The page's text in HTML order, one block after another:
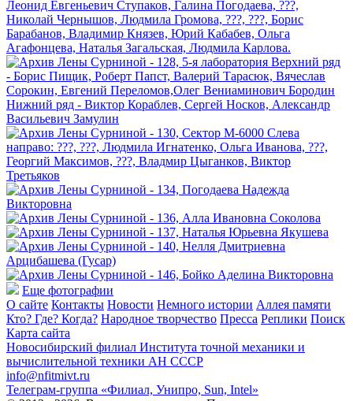
Еще фотографии
О сайте Контакты Новости Немного истории Аллея памяти
Кто? Где? Когда? Народное творчество Пресса Реплики Поиск
Карта сайта
Новосибирский филиал Института точной механики и
вычислительной техники АН СССР
info@nfitmivt.ru
Телеграм-группа «Филиал, Унипро, Sun, Intel»